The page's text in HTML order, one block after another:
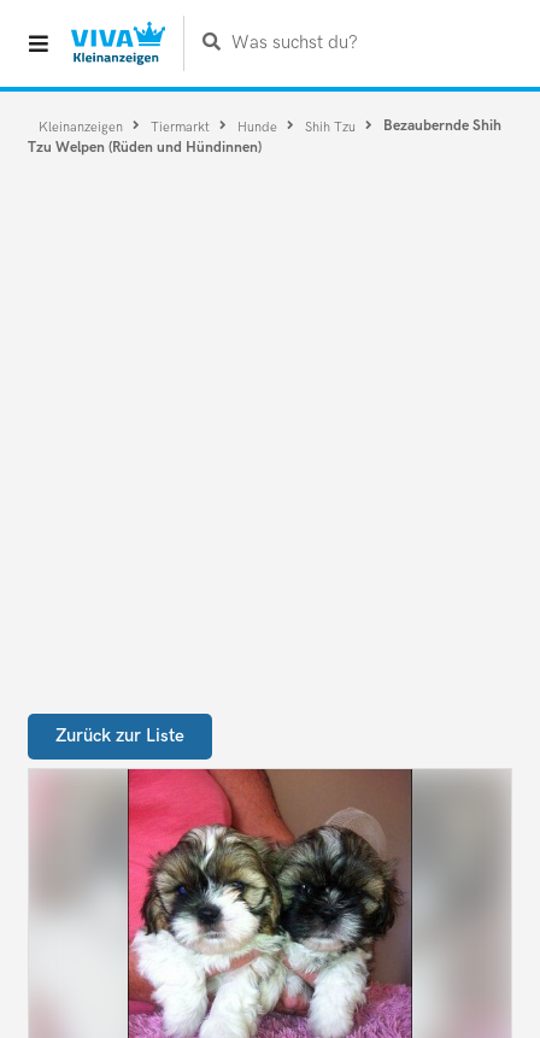
Was suchst du?
Kleinanzeigen Tiermarkt Hunde Shih Tzu
Bezaubernde Shih
Tzu Welpen (Rüden und Hündinnen)
Zurück zur Liste